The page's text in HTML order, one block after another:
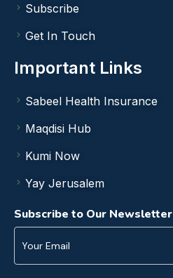
Subscribe
Get In Touch
Important Links
Sabeel Health Insurance
Maqdisi Hub
Kumi Now
Yay Jerusalem
Subscribe to Our Newsletter